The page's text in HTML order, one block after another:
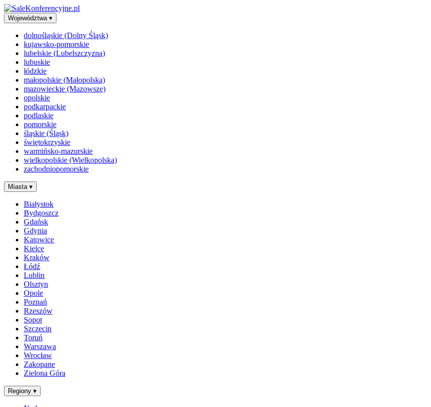
Województwa ▾
dolnośląskie (Dolny Śląsk)
kujawsko-pomorskie
lubelskie (Lubelszczyzna)
lubuskie
łódzkie
małopolskie (Małopolska)
mazowieckie (Mazowsze)
opolskie
podkarpackie
podlaskie
pomorskie
śląskie (Śląsk)
świętokrzyskie
warmińsko-mazurskie
wielkopolskie (Wielkopolska)
zachodniopomorskie
Miasta ▾
Białystok
Bydgoszcz
Gdańsk
Gdynia
Katowice
Kielce
Kraków
Łódź
Lublin
Olsztyn
Opole
Poznań
Rzeszów
Sopot
Szczecin
Toruń
Warszawa
Wrocław
Zakopane
Zielona Góra
Regiony ▾